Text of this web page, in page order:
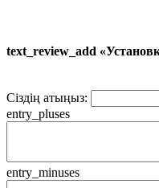
text_review_add
Сіздің атыңыз:
entry_pluses
entry_minuses